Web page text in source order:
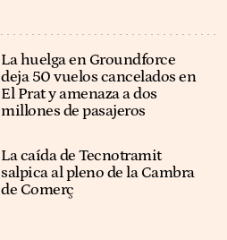
La huelga en Groundforce
deja 50 vuelos cancelados en
El Prat y amenaza a dos
millones de pasajeros
La caída de Tecnotramit
salpica al pleno de la Cambra
de Comerç